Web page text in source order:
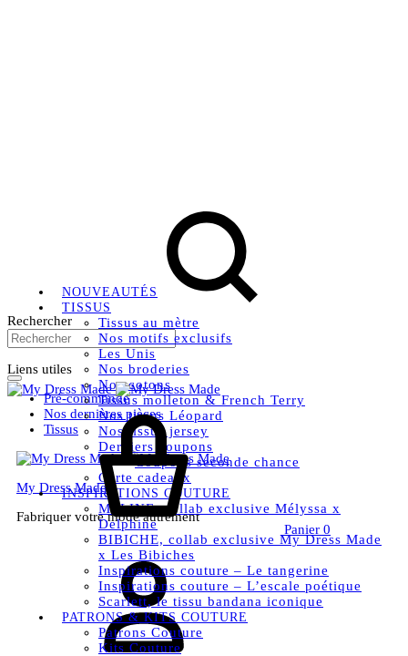
Rechercher
Liens utiles
Pré-commande
Nos dernières pièces
Tissus
My Dress Made
Fabriquer votre mode autrement
NOUVEAUTÉS
TISSUS
Tissus au mètre
Nos motifs exclusifs
Les Unis
Nos broderies
Nos cotons
Tissus molleton & French Terry
Nos tissus Léopard
Nos tissus jersey
Derniers coupons
Coupons seconde chance
Carte cadeaux
INSPIRATIONS COUTURE
MELINE, collab exclusive Mélyssa x
Delphine
BIBICHE, collab exclusive My Dress Made
x Les Bibiches
Inspirations couture – Le tangerine
Inspirations couture – L’escale poétique
Scarlett, le tissu bandana iconique
PATRONS & KITS COUTURE
Patrons Couture
Kits Couture
Panier 0